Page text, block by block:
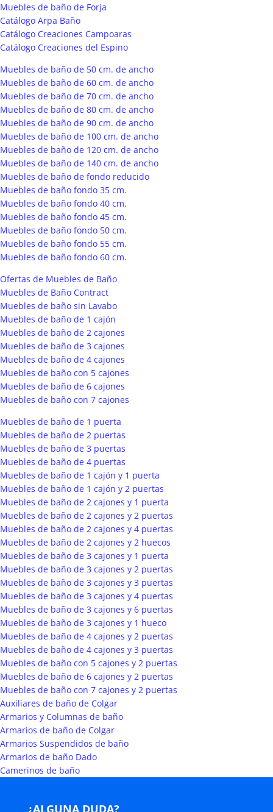
Muebles de baño de Forja
Catálogo Arpa Baño
Catálogo Creaciones Campoaras
Catálogo Creaciones del Espino
Muebles de baño de 50 cm. de ancho
Muebles de baño de 60 cm. de ancho
Muebles de baño de 70 cm. de ancho
Muebles de baño de 80 cm. de ancho
Muebles de baño de 90 cm. de ancho
Muebles de baño de 100 cm. de ancho
Muebles de baño de 120 cm. de ancho
Muebles de baño de 140 cm. de ancho
Muebles de baño de fondo reducido
Muebles de baño fondo 35 cm.
Muebles de baño fondo 40 cm.
Muebles de baño fondo 45 cm.
Muebles de baño fondo 50 cm.
Muebles de baño fondo 55 cm.
Muebles de baño fondo 60 cm.
Ofertas de Muebles de Baño
Muebles de Baño Contract
Muebles de baño sin Lavabo
Muebles de baño de 1 cajón
Muebles de baño de 2 cajones
Muebles de baño de 3 cajones
Muebles de baño de 4 cajones
Muebles de baño con 5 cajones
Muebles de baño de 6 cajones
Muebles de baño con 7 cajones
Muebles de baño de 1 puerta
Muebles de baño de 2 puertas
Muebles de baño de 3 puertas
Muebles de baño de 4 puertas
Muebles de baño de 1 cajón y 1 puerta
Muebles de baño de 1 cajón y 2 puertas
Muebles de baño de 2 cajones y 1 puerta
Muebles de baño de 2 cajones y 2 puertas
Muebles de baño de 2 cajones y 4 puertas
Muebles de baño de 2 cajones y 2 huecos
Muebles de baño de 3 cajones y 1 puerta
Muebles de baño de 3 cajones y 2 puertas
Muebles de baño de 3 cajones y 3 puertas
Muebles de baño de 3 cajones y 4 puertas
Muebles de baño de 3 cajones y 6 puertas
Muebles de baño de 3 cajones y 1 hueco
Muebles de baño de 4 cajones y 2 puertas
Muebles de baño de 4 cajones y 3 puertas
Muebles de baño con 5 cajones y 2 puertas
Muebles de baño de 6 cajones y 2 puertas
Muebles de baño con 7 cajones y 2 puertas
Auxiliares de baño de Colgar
Armarios y Columnas de baño
Armarios de baño de Colgar
Armarios Suspendidos de baño
Armarios de baño Dado
Camerinos de baño
¿ALGUNA DUDA?